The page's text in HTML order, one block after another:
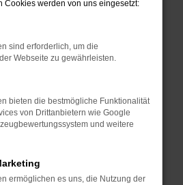
bestimmter Seiten
die Seite in einem
oder in einem privaten
neu.
helfen, vorübergehende
auf dem neuesten Stand
Cookies werden von uns eingesetzt:
sind erforderlich, um die
Webseite zu gewährleisten.
bieten die bestmögliche Funktionalität
von Drittanbietern wie Google
und weitere
ermöglichen es uns, die Nutzung der